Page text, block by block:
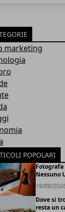
marketing
POPOLARI
Fotografa
Nessuno
18/08/
Dove si
resta un